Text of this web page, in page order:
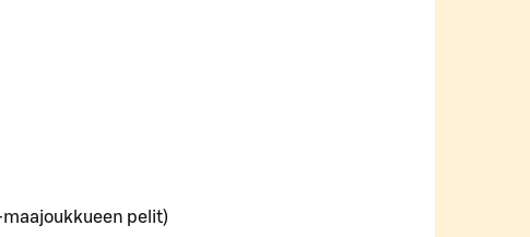
maajoukkueen pelit)